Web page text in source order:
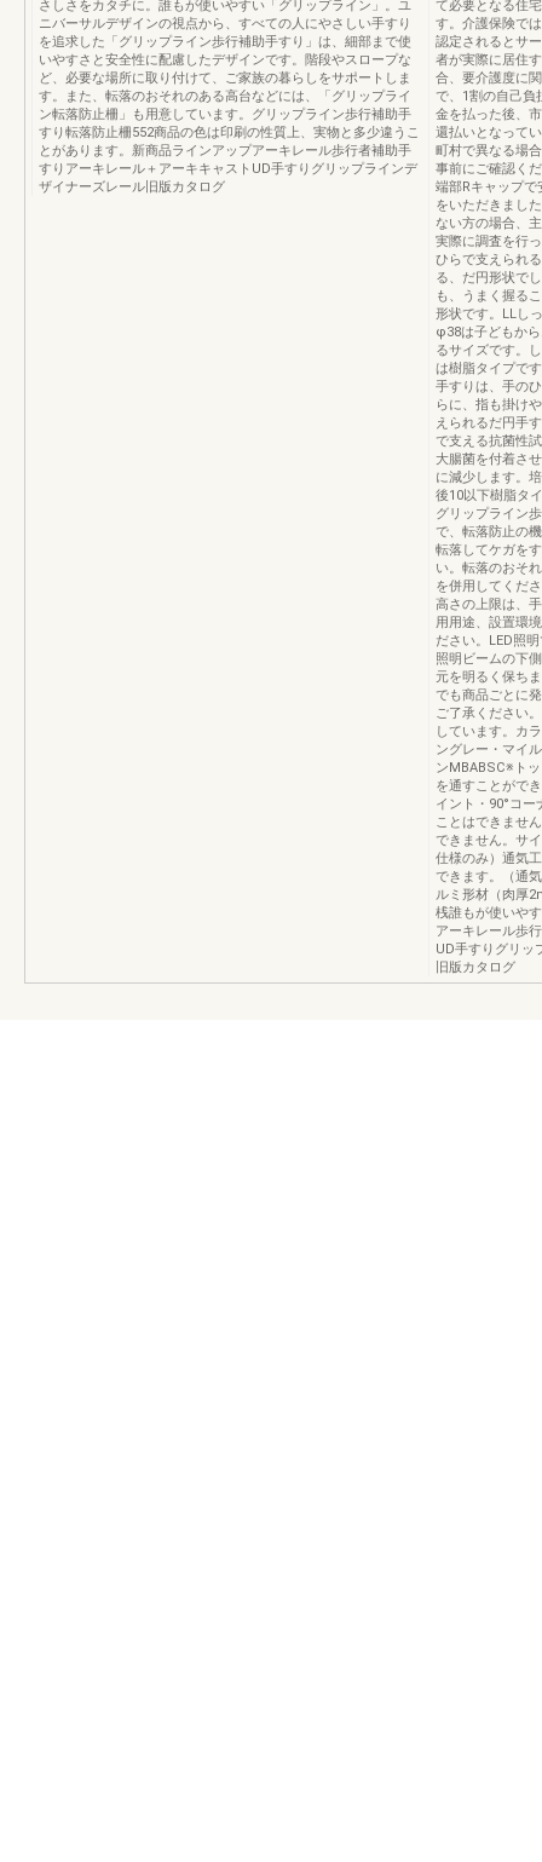
さしさをカタチに。誰もが使いやすい「グリップライン」。ユ
ニバーサルデザインの視点から、すべての人にやさしい手すり
を追求した「グリップライン歩行補助手すり」は、細部まで使
いやすさと安全性に配慮したデザインです。階段やスロープな
ど、必要な場所に取り付けて、ご家族の暮らしをサポートしま
す。また、転落のおそれのある高台などには、「グリップライ
ン転落防止柵」も用意しています。グリップライン歩行補助手
すり転落防止柵552商品の色は印刷の性質上、実物と多少違うこ
とがあります。新商品ラインアップアーキレール歩行者補助手
すりアーキレール＋アーキキャストUD手すりグリップラインデ
ザイナーズレール旧版カタログ
て必要となる住
す。介護保険で
認定されるとサ
者が実際に居住
合、要介護度に
で、1割の自己負
金を払った後、
還払いとなって
町村で異なる場
事前にご確認く
端部Rキャップ
をいただきまし
ない方の場合、
実際に調査を行
ひらで支えられ
る、だ円形状で
も、うまく握る
形状です。LLし
φ38は子どもか
るサイズです。
は樹脂タイプで
手すりは、手の
らに、指も掛け
えられるだ円手
で支える抗菌性
大腸菌を付着さ
に減少します。
後10以下樹脂タ
グリップライン
で、転落防止の
転落してケガを
い。転落のおそ
を併用してくだ
高さの上限は、
用用途、設置環
ださい。LED照
照明ビームの下
元を明るく保ち
でも商品ごとに
ご了承ください
しています。カ
ングレー・マイ
ンMBABSC※ト
を通すことがで
イント・90°コ
ことはできませ
できません。サ
仕様のみ）通気
できます。（通
ルミ形材（肉厚
桟誰もが使いや
アーキレール歩
UD手すりグリッ
旧版カタログ